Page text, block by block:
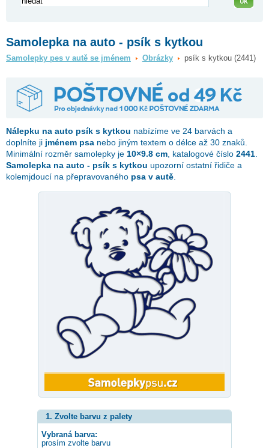
Samolepka na auto - psík s kytkou
Samolepky pes v autě se jménem Obrázky psík s kytkou (2441)
Nálepku na auto psík s kytkou nabízíme ve 24 barvách a
doplníte ji jménem psa nebo jiným textem o délce až 30 znaků.
Minimální rozměr samolepky je 10×9.8 cm , katalogové číslo 2441
Samolepka na auto - psík s kytkou upozorní ostatní řidiče a
kolemjdoucí na přepravovaného psa v autě
1. Zvolte barvu z palety
Vybraná barva:
prosím zvolte barvu